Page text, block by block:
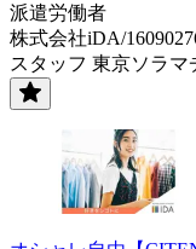
派遣労働者
株式会社iDA/
スタッフ 東京ソラマ